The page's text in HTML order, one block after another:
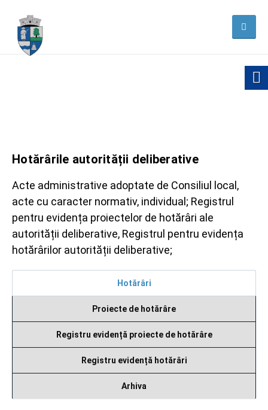
Hotărârile autorității deliberative
Acte administrative adoptate de Consiliul local,
acte cu caracter normativ, individual; Registrul
pentru evidența proiectelor de hotărâri ale
autorității deliberative, Registrul pentru evidența
hotărârilor autorității deliberative;
Hotărâri
Proiecte de hotărâre
Registru evidență proiecte de hotărâre
Registru evidență hotărâri
Arhiva